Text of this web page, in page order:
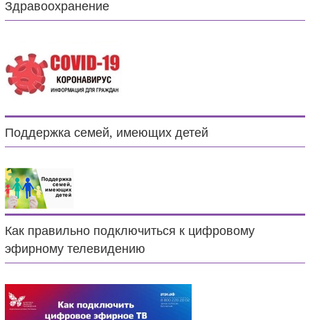
Здравоохранение
Поддержка семей, имеющих детей
Как правильно подключиться к цифровому
эфирному телевидению